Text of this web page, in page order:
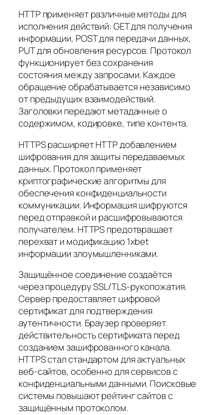
HTTP применяет различные методы для
исполнения действий: GET для получения
информации, POST для передачи данных,
PUT для обновления ресурсов. Протокол
функционирует без сохранения
состояния между запросами. Каждое
обращение обрабатывается независимо
от предыдущих взаимодействий.
Заголовки передают метаданные о
содержимом, кодировке, типе контента.
HTTPS расширяет HTTP добавлением
шифрования для защиты передаваемых
данных. Протокол применяет
криптографические алгоритмы для
обеспечения конфиденциальности
коммуникации. Информация шифруются
перед отправкой и расшифровываются
получателем. HTTPS предотвращает
перехват и модификацию 1xbet
информации злоумышленниками.
Защищённое соединение создаётся
через процедуру SSL/TLS-рукопожатия.
Сервер предоставляет цифровой
сертификат для подтверждения
аутентичности. Браузер проверяет
действительность сертификата перед
созданием зашифрованного канала.
HTTPS стал стандартом для актуальных
веб-сайтов, особенно для сервисов с
конфиденциальными данными. Поисковые
системы повышают рейтинг сайтов с
защищённым протоколом.